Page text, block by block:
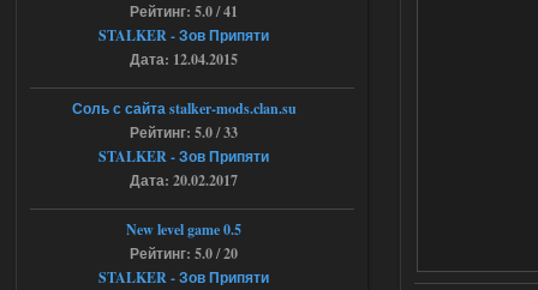
STCoP WP 3.4
andreyforest1993
https://rutube.ru/video/50be34
6a53045b746b6f2d80812029a
3/?r=plemwd
Ответить ➤
04.08.2026
Объединенный Пак 2 + OGSR +
STCoP WP 3.4
Stalker-Mods-Clan-su
Рейтинг: 5.0 / 41
STALKER - Зов Припяти
Дата: 12.04.2015
Соль с сайта stalker-mods.clan.su
Рейтинг: 5.0 / 33
STALKER - Зов Припяти
Дата: 20.02.2017
New level game 0.5
Рейтинг: 5.0 / 20
STALKER - Зов Припяти